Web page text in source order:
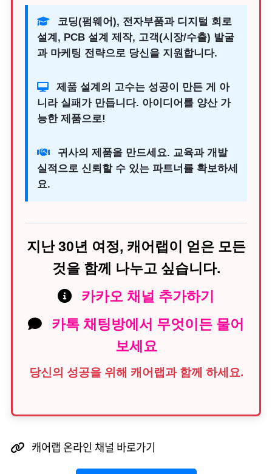
코딩(펌웨어), 전자부품과 디지털 회로
설계, PCB 설계 제작, 고객(시장/수출) 발굴
과 마케팅 전략으로 당신을 지원합니다.
제품 설계의 고수는 성공이 만든 게 아
니라 실패가 만듭니다. 아이디어를 양산 가
능한 제품으로!
귀사의 제품을 만드세요. 교육과 개발
실적으로 신뢰할 수 있는 파트너를 확보하세
요.
지난 30년 여정, 캐어랩이 얻은 모든
것을 함께 나누고 싶습니다.
카카오 채널 추가하기
카톡 채팅방에서 무엇이든 물어
보세요
당신의 성공을 위해 캐어랩과 함께 하세요.
캐어랩 온라인 채널 바로가기